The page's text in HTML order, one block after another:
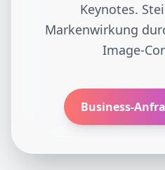
Keynotes.
Markenwirkung
Image-
Business-